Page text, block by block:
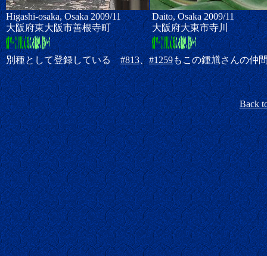
Higashi-osaka, Osaka 2009/11
大阪府東大阪市善根寺町
Daito, Osaka 2009/11
大阪府大東市寺川
別種として登録している#813、#1259もこの鍾馗さんの仲
Back